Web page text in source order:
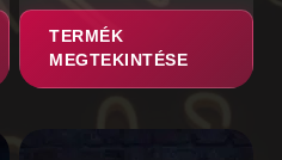
TERMÉK
MEGTEKINTÉSE
Ennek